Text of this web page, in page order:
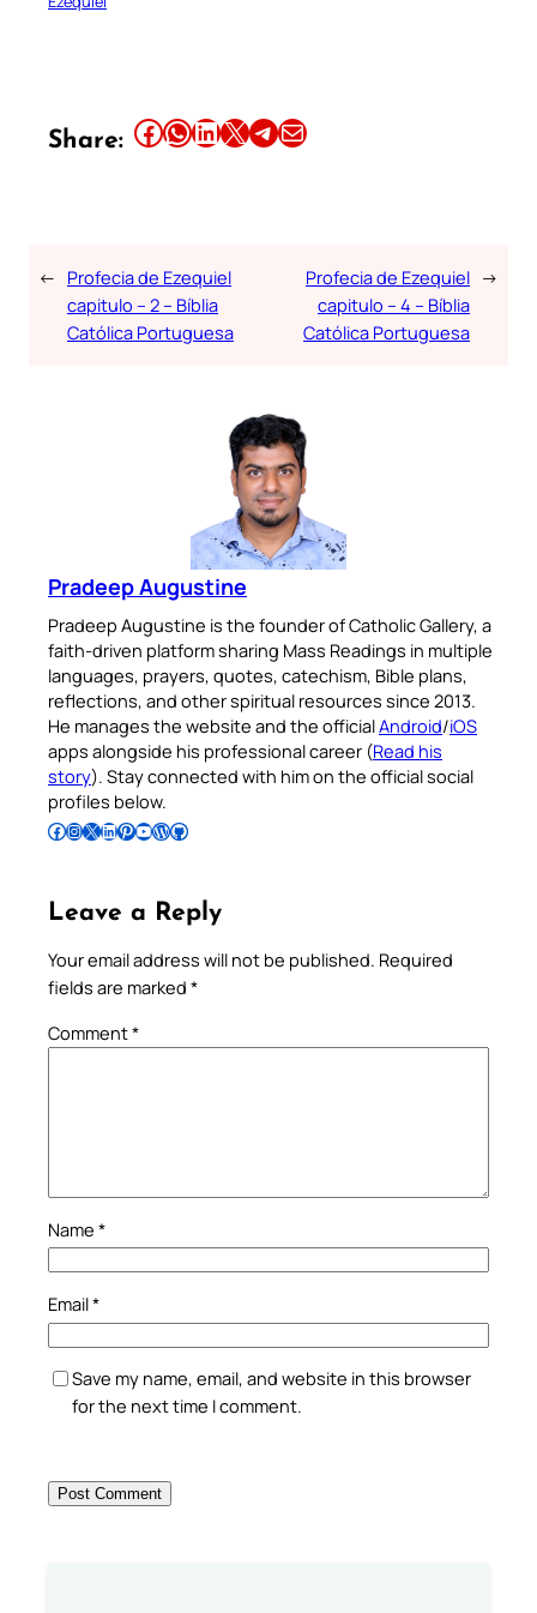
Share: Share this article on Facebook Share this article on WhatsApp Share this article on LinkedIn Share this article on X Share this article on TelegramEmail this Article
← Profecia de Ezequiel
capitulo – 2 – Bíblia
Católica Portuguesa
Profecia de Ezequiel
capitulo – 4 – Bíblia
Católica Portuguesa
→
Pradeep Augustine
Pradeep Augustine is the founder of Catholic Gallery, a
faith-driven platform sharing Mass Readings in multiple
languages, prayers, quotes, catechism, Bible plans,
reflections, and other spiritual resources since 2013.
He manages the website and the officialAndroid/iOS
apps alongside his professional career (Read his
story). Stay connected with him on the official social
profiles below.
Follow Pradeep on Facebook Follow Pradeep on InstagramFollow Pradeep on X Follow Pradeep on LinkedIn Follow Pradeep on Pinterest Subscribe to Pradeep’s Youtube Channel Follow Pradeep on WordPress Follow Pradeep on GitHub
Leave a Reply
Your email address will not be published. Required
fields are marked *
Comment*
Name *
Email*
Save my name, email, and website in this browser
for the next time I comment.